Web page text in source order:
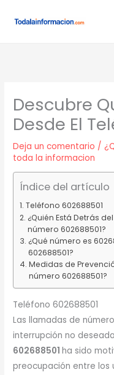
Descubre
Desde El
Deja un comentario /
toda la informacion
Índice del artículo
Teléfono 602688501
¿Quién Está Detrás
número 602688501?
¿Qué número es
602688501?
Medidas de
número 602688501?
Teléfono 602688501
Las llamadas de
interrupción no
602688501ha sido
preocupación entre los